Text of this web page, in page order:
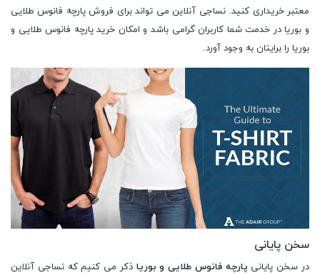
معتبر خریداری کنید. نساجی آنلاین می تواند برای فروش پارچه فانوس طلایی
و بوریا در خدمت شما کاربران گرامی باشد و امکان خرید پارچه فانوس طلایی و
بوریا را برایتان به وجود آورد.
سخن پایانی
در سخن پایانی پارچه فانوس طلایی و بوریاذکر می کنیم که نساجی آنلاین